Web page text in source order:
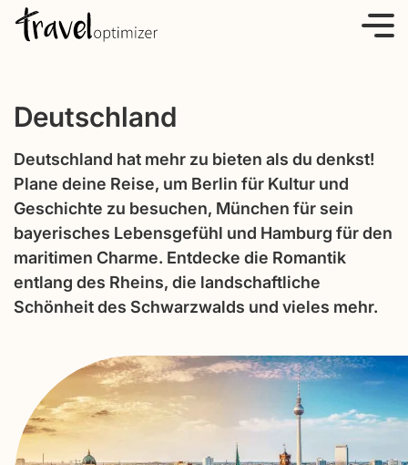
Deutschland
Deutschland hat mehr zu bieten als du denkst!
Plane deine Reise, um Berlin für Kultur und
Geschichte zu besuchen, München für sein
bayerisches Lebensgefühl und Hamburg für den
maritimen Charme. Entdecke die Romantik
entlang des Rheins, die landschaftliche
Schönheit des Schwarzwalds und vieles mehr.